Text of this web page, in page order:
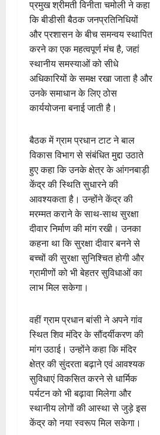
प्रमुख श्रीमती विनीता चमोली ने कहा
कि बीडीसी बैठक जनप्रतिनिधियों
और प्रशासन के बीच समन्वय स्थापित
करने का एक महत्वपूर्ण मंच है, जहां
स्थानीय समस्याओं को सीधे
अधिकारियों के समक्ष रखा जाता है और
उनके समाधान के लिए ठोस
कार्ययोजना बनाई जाती है।
बैठक में ग्राम प्रधान टाट ने बाल
विकास विभाग से संबंधित मुद्दा उठाते
हुए कहा कि उनके क्षेत्र के आंगनबाड़ी
केंद्र की स्थिति सुधारने की
आवश्यकता है। उन्होंने केंद्र की
मरम्मत कराने के साथ-साथ सुरक्षा
दीवार निर्माण की मांग रखी। उनका
कहना था कि सुरक्षा दीवार बनने से
बच्चों की सुरक्षा सुनिश्चित होगी और
ग्रामीणों को भी बेहतर सुविधाओं का
लाभ मिल सकेगा।
वहीं ग्राम प्रधान बांसी ने अपने गांव
स्थित शिव मंदिर के सौंदर्यीकरण की
मांग उठाई। उन्होंने कहा कि मंदिर
क्षेत्र की सुंदरता बढ़ाने एवं आवश्यक
सुविधाएं विकसित करने से धार्मिक
पर्यटन को भी बढ़ावा मिलेगा और
स्थानीय लोगों की आस्था से जुड़े इस
केंद्र को नया स्वरूप मिल सकेगा।